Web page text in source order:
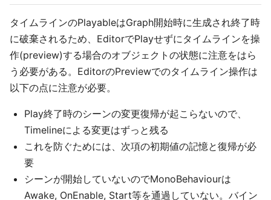
タイムラインのPlayableはGraph開始時に生成され終了時
に破棄されるため、EditorでPlayせずにタイムラインを操
作(preview)する場合のオブジェクトの状態に注意をはら
う必要がある。EditorのPreviewでのタイムライン操作は
以下の点に注意が必要。
Play終了時のシーンの変更復帰が起こらないので、
Timelineによる変更はずっと残る
これを防ぐためには、次項の初期値の記憶と復帰が必
要
シーンが開始していないのでMonoBehaviourは
Awake, OnEnable, Start等を通過していない。バイン